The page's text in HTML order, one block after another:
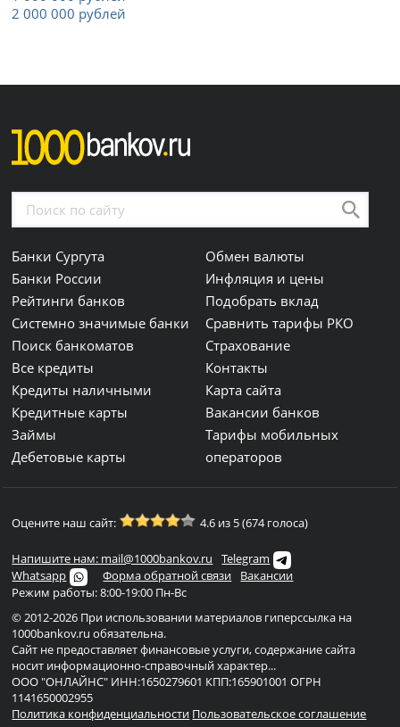
2 000 000 рублей
Банки Сургута
Банки России
Рейтинги банков
Системно значимые банки
Поиск банкоматов
Все кредиты
Кредиты наличными
Кредитные карты
Займы
Дебетовые карты
Обмен валюты
Инфляция и цены
Подобрать вклад
Сравнить тарифы РКО
Страхование
Контакты
Карта сайта
Вакансии банков
Тарифы мобильных
операторов
Оцените наш сайт: 4.6 из 5 (674 голоса)
Напишите нам: mail@1000bankov.ru
Telegram
Whatsapp
Форма обратной связи
Вакансии
Режим работы: 8:00-19:00 Пн-Вс
© 2012-2026 При использовании материалов гиперссылка на
1000bankov.ru обязательна.
Сайт не предоставляет финансовые услуги, содержание сайта
носит информационно-справочный характер...
ООО "ОНЛАЙНС" ИНН:1650279601 КПП:165901001 ОГРН
1141650002955
Политика конфиденциальности Пользовательское соглашение